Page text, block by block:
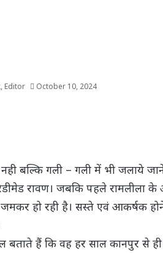
Editor October 10, 2024
बल्कि गली – गली में भी जलाये
रावण। जबकि पहले रामलीला
जमकर हो रही है। सस्ते एवं
बताते हैं कि वह हर साल कानपुर से